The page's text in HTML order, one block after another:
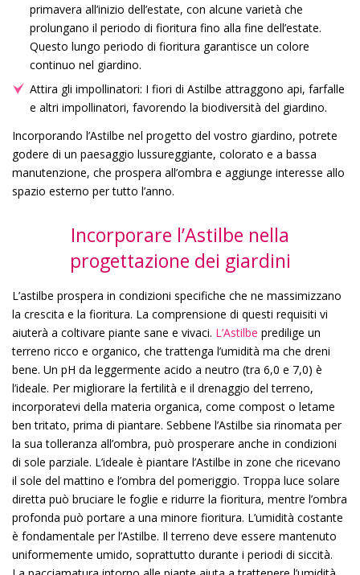
primavera all’inizio dell’estate, con alcune varietà che
prolungano il periodo di fioritura fino alla fine dell’estate.
Questo lungo periodo di fioritura garantisce un colore
continuo nel giardino.
Attira gli impollinatori: I fiori di Astilbe attraggono api, farfalle
e altri impollinatori, favorendo la biodiversità del giardino.
Incorporando l’Astilbe nel progetto del vostro giardino, potrete
godere di un paesaggio lussureggiante, colorato e a bassa
manutenzione, che prospera all’ombra e aggiunge interesse allo
spazio esterno per tutto l’anno.
Incorporare l’Astilbe nella
progettazione dei giardini
L’astilbe prospera in condizioni specifiche che ne massimizzano
la crescita e la fioritura. La comprensione di questi requisiti vi
aiuterà a coltivare piante sane e vivaci. L’Astilbe predilige un
terreno ricco e organico, che trattenga l’umidità ma che dreni
bene. Un pH da leggermente acido a neutro (tra 6,0 e 7,0) è
l’ideale. Per migliorare la fertilità e il drenaggio del terreno,
incorporatevi della materia organica, come compost o letame
ben tritato, prima di piantare. Sebbene l’Astilbe sia rinomata per
la sua tolleranza all’ombra, può prosperare anche in condizioni
di sole parziale. L’ideale è piantare l’Astilbe in zone che ricevano
il sole del mattino e l’ombra del pomeriggio. Troppa luce solare
diretta può bruciare le foglie e ridurre la fioritura, mentre l’ombra
profonda può portare a una minore fioritura. L’umidità costante
è fondamentale per l’Astilbe. Il terreno deve essere mantenuto
uniformemente umido, soprattutto durante i periodi di siccità.